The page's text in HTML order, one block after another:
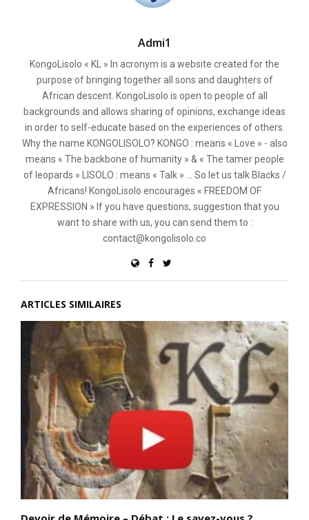
Admi1
KongoLisolo « KL » In acronym is a website created for the
purpose of bringing together all sons and daughters of
African descent. KongoLisolo is open to people of all
backgrounds and allows sharing of opinions, exchange ideas
in order to self-educate based on the experiences of others.
Why the name KONGOLISOLO? KONGO : means « Love » - also
means « The backbone of humanity » & « The tamer people
of leopards » LISOLO : means « Talk » ... So let us talk Blacks /
Africans! KongoLisolo encourages « FREEDOM OF
EXPRESSION » If you have questions, suggestion that you
want to share with us, you can send them to :
contact@kongolisolo.co
ARTICLES SIMILAIRES